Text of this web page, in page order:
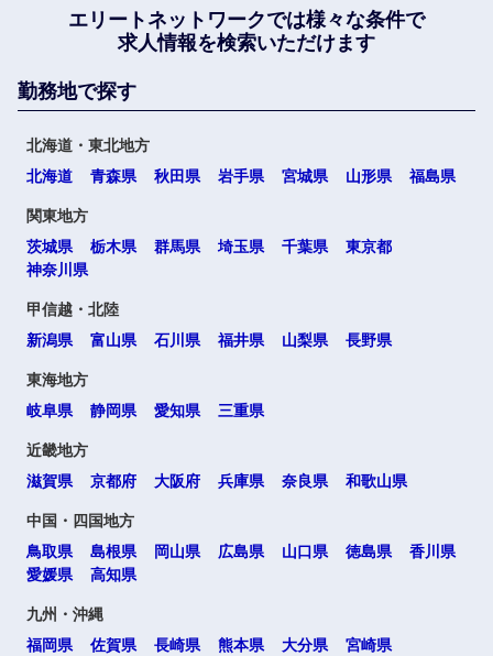
エリートネットワークでは様々な条件で
求人情報を検索いただけます
勤務地で探す
北海道・東北地方
北海道
青森県 秋田県 岩手県 宮城県 山形県 福島県
関東地方
茨城県
栃木県 群馬県 埼玉県 千葉県
東京都
神奈川県
甲信越・北陸
新潟県
富山県 石川県 福井県 山梨県 長野県
東海地方
岐阜県
静岡県 愛知県 三重県
近畿地方
滋賀県
京都府 大阪府 兵庫県 奈良県 和歌山県
中国・四国地方
鳥取県
島根県 岡山県 広島県 山口県 徳島県
香川県
愛媛県
高知県
九州・沖縄
福岡県
佐賀県 長崎県 熊本県 大分県
宮崎県